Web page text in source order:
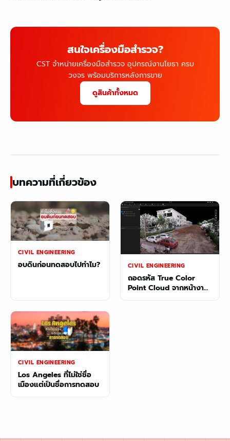
สนใจเครื่องมือสำรวจ?
CST จำหน่ายเครื่องมือสำรวจ อุปกรณ์งานโยธา ครบ
วงจร พร้อมบริการหลังการขาย
ดูสินค้าทั้งหมด
บทความที่เกี่ยวข้อง
CIVIL ENGINEERING
อบดินก่อนทดสอบไปทำไม? CIVIL ENGINEERING
ถอดรหัส True Color
Point Cloud จากหน้างาน
จริง: ทำไม SHARE SLAM
CIVIL ENGINEERING
Los Angeles ที่ไม่ใช่ชื่อ
เมืองแต่เป็นชื่อการทดสอบ